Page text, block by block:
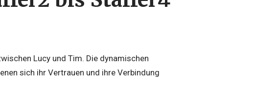
Lucy und Tim. Die dynamischen
sich ihr Vertrauen und ihre Verbindung